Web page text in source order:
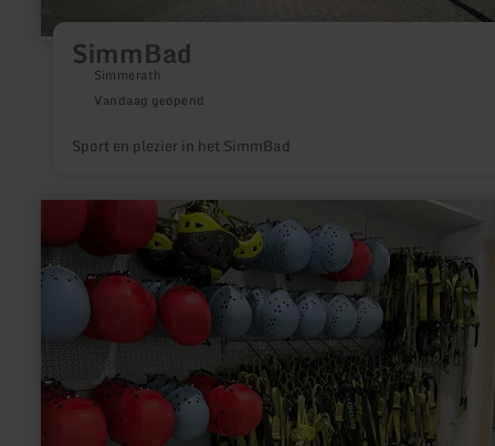
SimmBad
Simmerath
Vandaag geopend
Sport en plezier in het SimmBad
informatie
Verhuurstation
voor
klimmateriaal
Burgenklettersteig